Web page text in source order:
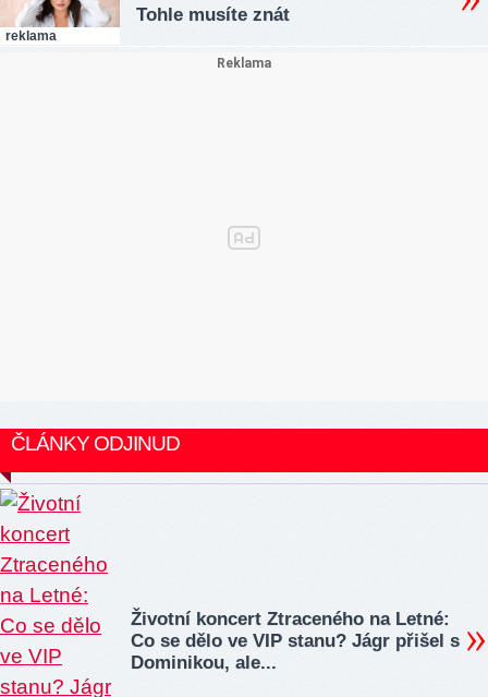
reklama
Tohle musíte znát
ČLÁNKY ODJINUD
Životní koncert Ztraceného na Letné:
Co se dělo ve VIP stanu? Jágr přišel s
Dominikou, ale...